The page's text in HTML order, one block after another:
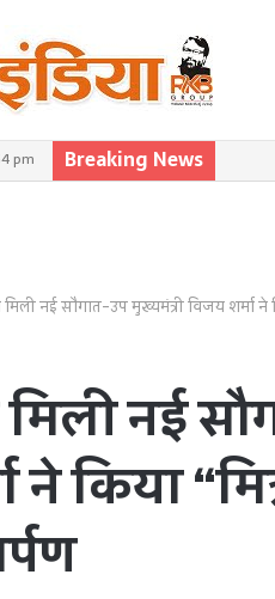
pm Breaking News
नई सौगात-उप मुख्यमंत्री विजय शर्मा ने
नई
ने किया